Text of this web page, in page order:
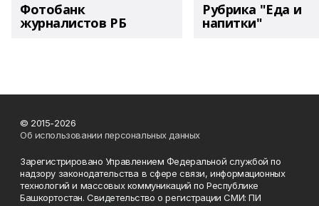
Фотобанк
журналистов РБ
Рубрика "Еда и
напитки"
© 2015-2026
Об использовании персональных данных
Зарегистрировано Управлением Федеральной службой по
надзору законодательства в сфере связи, информационных
технологий и массовых коммуникаций по Республике
Башкортостан. Свидетельство о регистрации СМИ: ПИ